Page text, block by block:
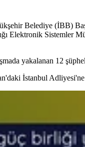
Belediye (İBB)
Elektronik Sistemler
yakalanan 12
İstanbul